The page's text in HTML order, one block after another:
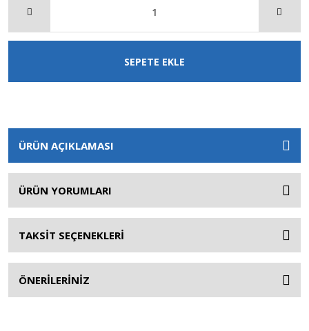
SEPETE EKLE
ÜRÜN AÇIKLAMASI
ÜRÜN YORUMLARI
TAKSİT SEÇENEKLERİ
ÖNERİLERİNİZ